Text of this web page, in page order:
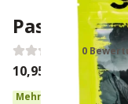
Pasta
0
10,95€
Mehr als 10 auf Lager